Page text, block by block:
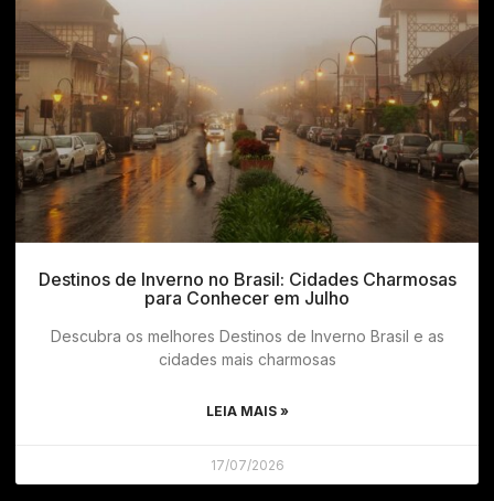
Destinos de Inverno no Brasil: Cidades Charmosas
para Conhecer em Julho
Descubra os melhores Destinos de Inverno Brasil e as
cidades mais charmosas
LEIA MAIS »
17/07/2026